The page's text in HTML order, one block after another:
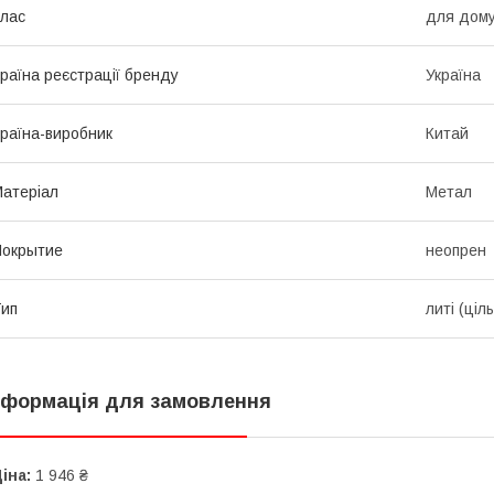
для
реєстрації бренду Україна
виробник Китай
Метал
неопрен
литі
для замовлення
1 946 ₴